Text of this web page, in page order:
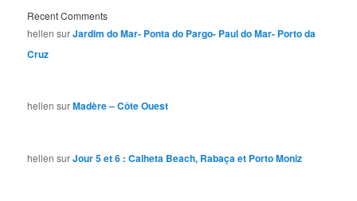
Recent Comments
hellen surJardim do Mar- Ponta do Pargo- Paul do Mar- Porto da
Cruz
hellen surMadère – Côte Ouest
hellen surJour 5 et 6 : Calheta Beach, Rabaça et Porto Moniz